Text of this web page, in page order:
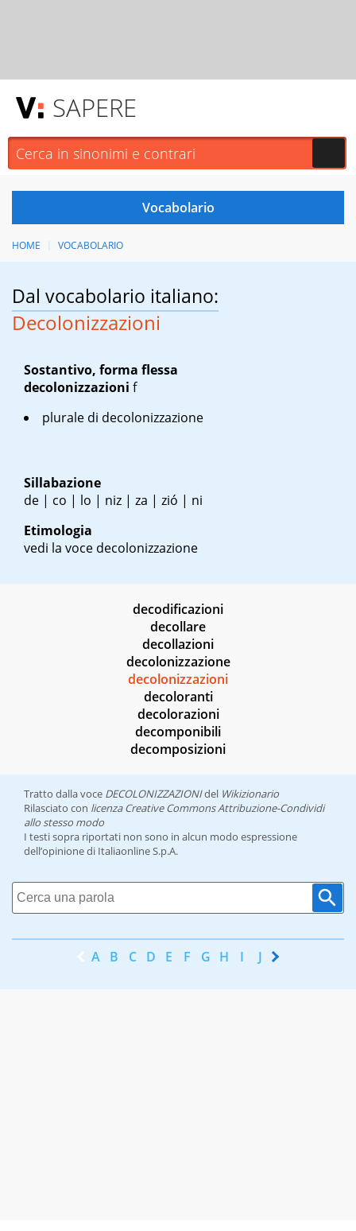
SAPERE
HOME VOCABOLARIO
Dal vocabolario italiano:
Decolonizzazioni
Sostantivo, forma flessa
decolonizzazioni f
plurale di decolonizzazione
Sillabazione
de | co | lo | niz | za | zió | ni
Etimologia
vedi la voce decolonizzazione
decodificazioni
decollare
decollazioni
decolonizzazione
decolonizzazioni
decoloranti
decolorazioni
decomponibili
decomposizioni
Tratto dalla voce DECOLONIZZAZIONIdel Wikizionario
Rilasciato con licenza Creative Commons Attribuzione-Condividi
allo stesso modo
I testi sopra riportati non sono in alcun modo espressione
dell’opinione di Italiaonline S.p.A.
A B C D E F G H I J K